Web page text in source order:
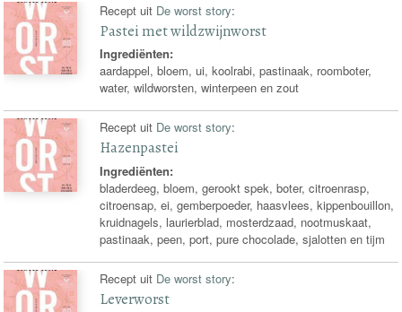
Recept uit De worst story:
Pastei met wildzwijnworst
Ingrediënten:
aardappel, bloem, ui, koolrabi, pastinaak, roomboter,
water, wildworsten, winterpeen en zout
Recept uit De worst story:
Hazenpastei
Ingrediënten:
bladerdeeg, bloem, gerookt spek, boter, citroenrasp,
citroensap, ei, gemberpoeder, haasvlees, kippenbouillon,
kruidnagels, laurierblad, mosterdzaad, nootmuskaat,
pastinaak, peen, port, pure chocolade, sjalotten en tijm
Recept uit De worst story:
Leverworst